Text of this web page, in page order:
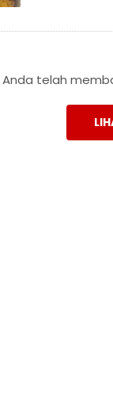
Anda telah